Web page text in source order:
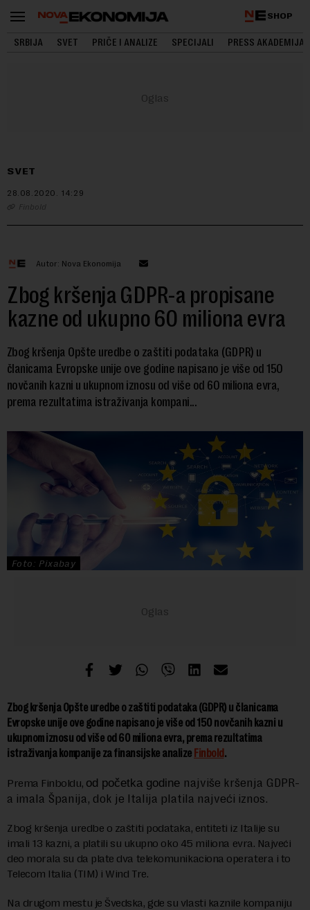
SHOP
SRBIJA SVET PRIČE I ANALIZE SPECIJALI PRESS AKADEMIJA
SVET
28.08.2020. 14:29
Finbold
Autor: Nova Ekonomija
Zbog kršenja GDPR-a propisane
kazne od ukupno 60 miliona evra
Zbog kršenja Opšte uredbe o zaštiti podataka (GDPR) u
članicama Evropske unije ove godine napisano je više od 150
novčanih kazni u ukupnom iznosu od više od 60 miliona evra,
prema rezultatima istraživanja kompani...
Foto: Pixabay
Zbog kršenja Opšte uredbe o zaštiti podataka (GDPR) u članicama
Evropske unije ove godine napisano je više od 150 novčanih kazni u
ukupnom iznosu od više od 60 miliona evra, prema rezultatima
istraživanja kompanije za finansijske analize Finbold.
Prema Finboldu, od početka godine najviše kršenja GDPR-
a imala Španija, dok je Italija platila najveći iznos.
Zbog kršenja uredbe o zaštiti podataka, entiteti iz Italije su
imali 13 kazni, a platili su ukupno oko 45 miliona evra. Najveći
deo morala su da plate dva telekomunikaciona operatera i to
Telecom Italia (TIM) i Wind Tre.
Na drugom mestu je Švedska, gde su vlasti kaznile kompaniju